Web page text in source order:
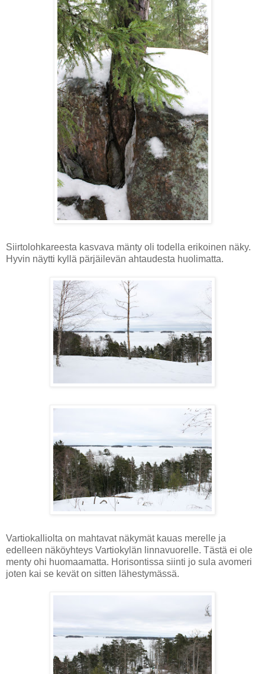
Siirtolohkareesta kasvava mänty oli todella erikoinen näky.
Hyvin näytti kyllä pärjäilevän ahtaudesta huolimatta.
Vartiokalliolta on mahtavat näkymät kauas merelle ja
edelleen näköyhteys Vartiokylän linnavuorelle. Tästä ei ole
menty ohi huomaamatta. Horisontissa siinti jo sula avomeri
joten kai se kevät on sitten lähestymässä.